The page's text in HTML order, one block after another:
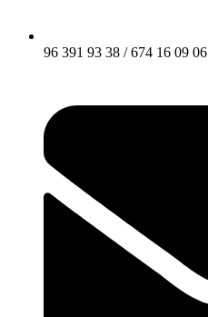
96 391 93 38 / 674 16 09 06